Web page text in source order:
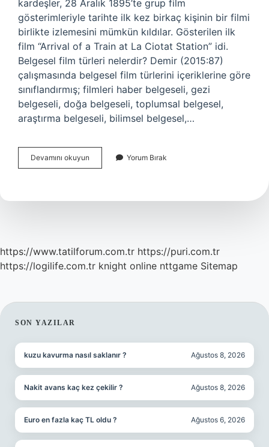
kardeşler, 28 Aralık 1895’te grup film
gösterimleriyle tarihte ilk kez birkaç kişinin bir filmi
birlikte izlemesini mümkün kıldılar. Gösterilen ilk
film “Arrival of a Train at La Ciotat Station” idi.
Belgesel film türleri nelerdir? Demir (2015:87)
çalışmasında belgesel film türlerini içeriklerine göre
sınıflandırmış; filmleri haber belgeseli, gezi
belgeseli, doğa belgeseli, toplumsal belgesel,
araştırma belgeseli, bilimsel belgesel,…
Devamını okuyun
Belgesel
Yorum Bırak
https://www.tatilforum.com.tr https://puri.com.tr
https://logilife.com.tr knight online nttgame Sitemap
SIDEBAR
SON YAZILAR
kuzu kavurma nasıl saklanır ? Ağustos 8, 2026
Nakit avans kaç kez çekilir ? Ağustos 8, 2026
Euro en fazla kaç TL oldu ? Ağustos 6, 2026